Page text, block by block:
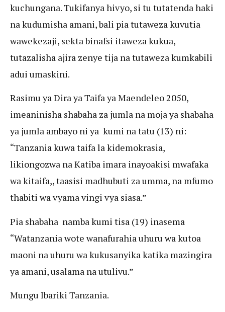
kuchungana. Tukifanya hivyo, si tu tutatenda haki
na kudumisha amani, bali pia tutaweza kuvutia
wawekezaji, sekta binafsi itaweza kukua,
tutazalisha ajira zenye tija na tutaweza kumkabili
adui umaskini.
Rasimu ya Dira ya Taifa ya Maendeleo 2050,
imeaninisha shabaha za jumla na moja ya shabaha
ya jumla ambayo ni ya kumi na tatu (13) ni:
“Tanzania kuwa taifa la kidemokrasia,
likiongozwa na Katiba imara inayoakisi mwafaka
wa kitaifa,, taasisi madhubuti za umma, na mfumo
thabiti wa vyama vingi vya siasa.”
Pia shabaha namba kumi tisa (19) inasema
“Watanzania wote wanafurahia uhuru wa kutoa
maoni na uhuru wa kukusanyika katika mazingira
ya amani, usalama na utulivu.”
Mungu Ibariki Tanzania.